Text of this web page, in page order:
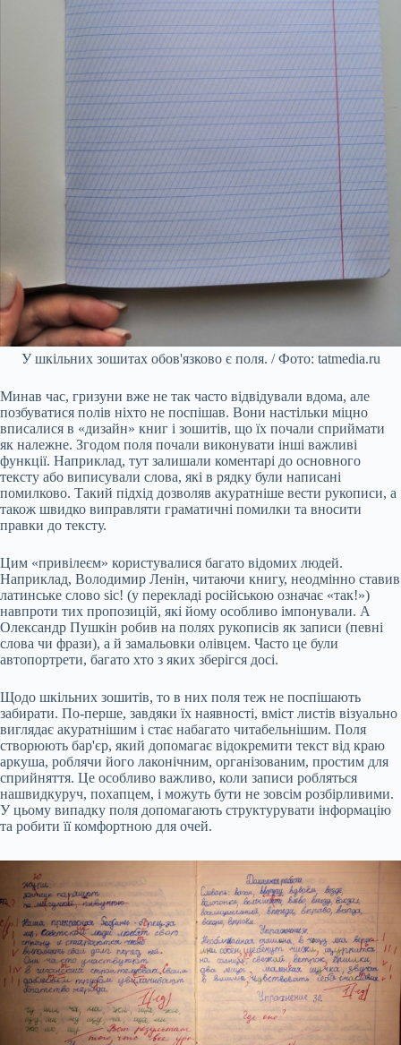
У шкільних зошитах обов'язково є поля. / Фото: tatmedia.ru
Минав час, гризуни вже не так часто відвідували вдома, але
позбуватися полів ніхто не поспішав. Вони настільки міцно
вписалися в «дизайн» книг і зошитів, що їх почали сприймати
як належне. Згодом поля почали виконувати інші важливі
функції. Наприклад, тут залишали коментарі до основного
тексту або виписували слова, які в рядку були написані
помилково. Такий підхід дозволяв акуратніше вести рукописи, а
також швидко виправляти граматичні помилки та вносити
правки до тексту.
Цим «привілеєм» користувалися багато відомих людей.
Наприклад, Володимир Ленін, читаючи книгу, неодмінно ставив
латинське слово sic! (у перекладі російською означає «так!»)
навпроти тих пропозицій, які йому особливо імпонували. А
Олександр Пушкін робив на полях рукописів як записи (певні
слова чи фрази), а й замальовки олівцем. Часто це були
автопортрети, багато хто з яких зберігся досі.
Щодо шкільних зошитів, то в них поля теж не поспішають
забирати. По-перше, завдяки їх наявності, вміст листів візуально
виглядає акуратнішим і стає набагато читабельнішим. Поля
створюють бар'єр, який допомагає відокремити текст від краю
аркуша, роблячи його лаконічним, організованим, простим для
сприйняття. Це особливо важливо, коли записи робляться
нашвидкуруч, похапцем, і можуть бути не зовсім розбірливими.
У цьому випадку поля допомагають структурувати інформацію
та робити її комфортною для очей.